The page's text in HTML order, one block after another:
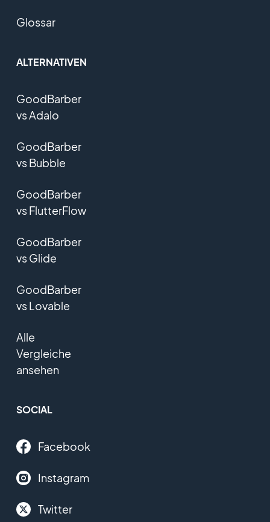
Glossar
ALTERNATIVEN
GoodBarber
vs Adalo
GoodBarber
vs Bubble
GoodBarber
vs FlutterFlow
GoodBarber
vs Glide
GoodBarber
vs Lovable
Alle
Vergleiche
ansehen
SOCIAL
Facebook
Instagram
Twitter